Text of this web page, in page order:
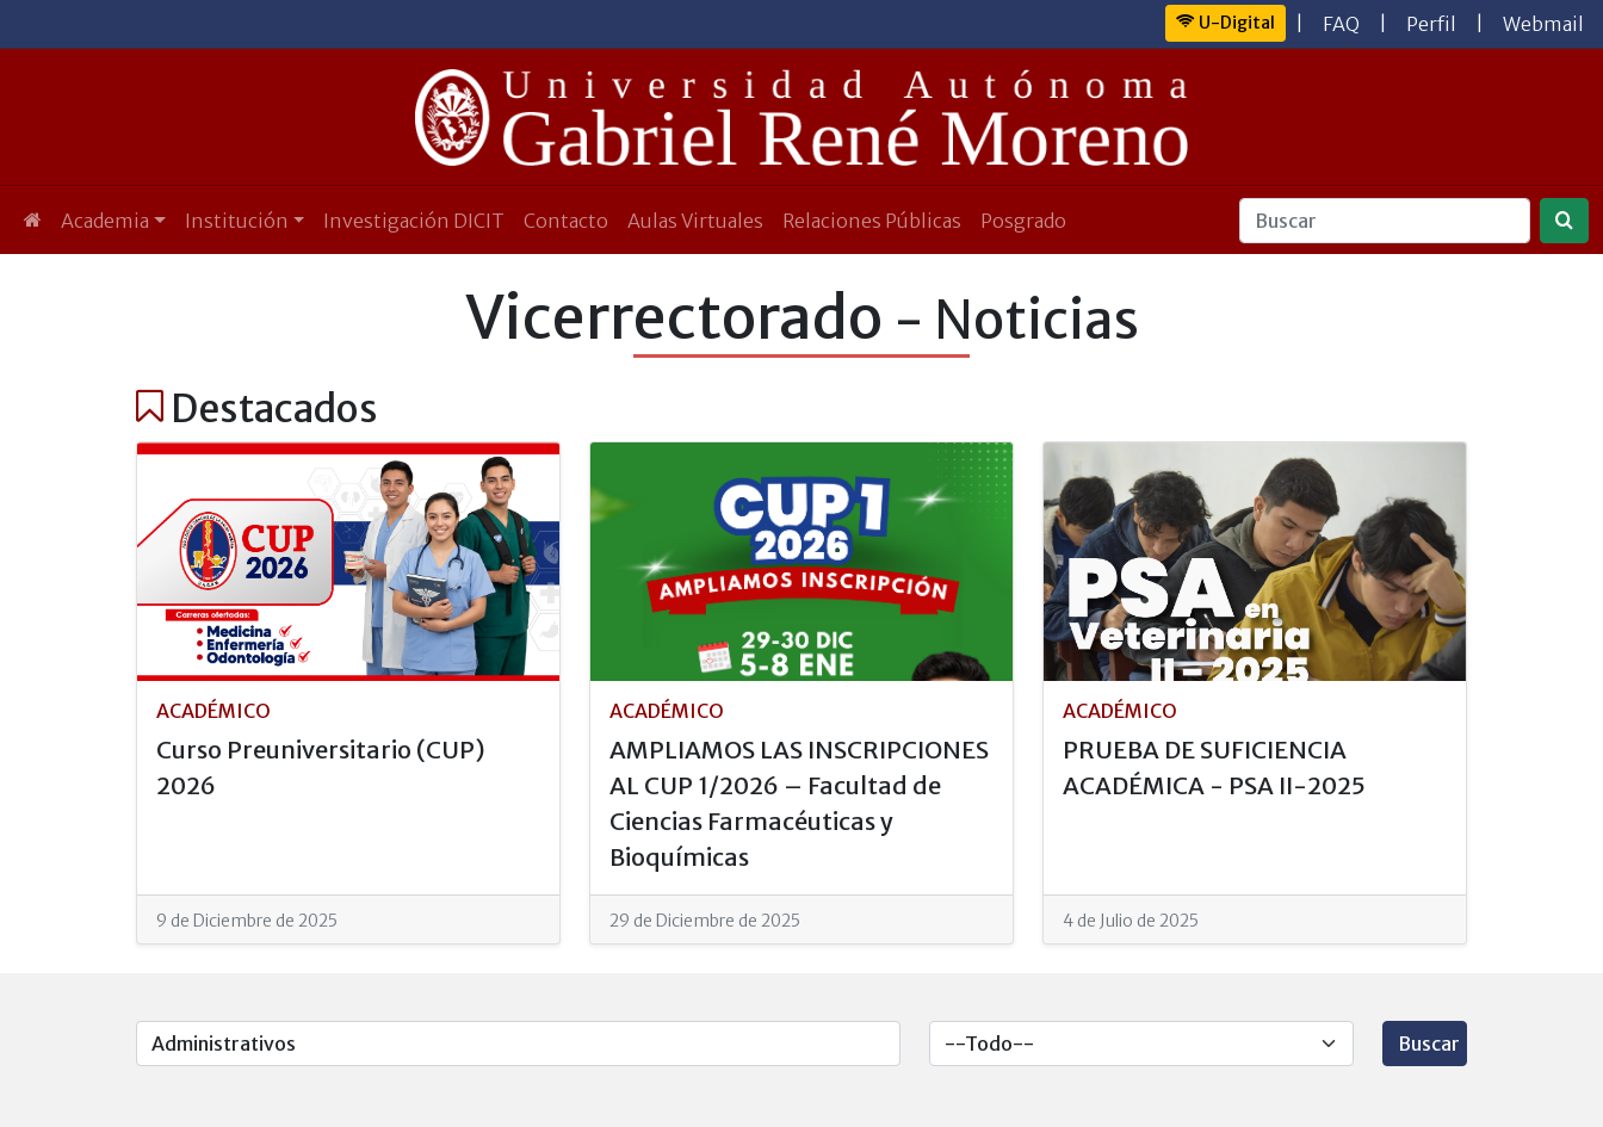
U-Digital FAQ Perfil Webmail
Academia Institución Investigación DICIT Contacto Aulas Virtuales Relaciones Públicas Posgrado
Vicerrectorado - Noticias
Destacados
ACADÉMICO
Curso Preuniversitario (CUP)
2026
9 de Diciembre de 2025
ACADÉMICO
AMPLIAMOS LAS INSCRIPCIONES
AL CUP 1/2026 – Facultad de
Ciencias Farmacéuticas y
Bioquímicas
29 de Diciembre de 2025
ACADÉMICO
PRUEBA DE SUFICIENCIA
ACADÉMICA - PSA II-2025
4 de Julio de 2025
Buscar